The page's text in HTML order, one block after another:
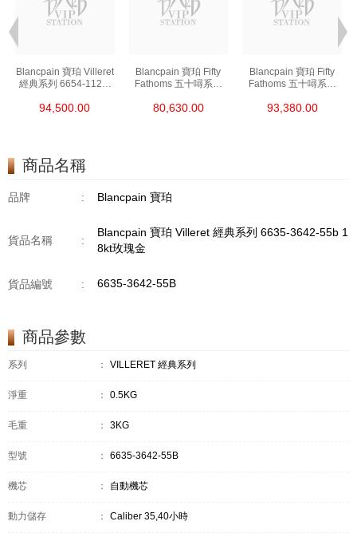
Blancpain 寶珀 Villeret
經典系列 6654-1127-
94,500.00
Blancpain 寶珀 Fifty
Fathoms 五十噚系列
80,630.00
Blancpain 寶珀 Fifty
Fathoms 五十噚系列
93,380.00
商品名稱
品牌 : Blancpain 寶珀
貨品名稱 :
Blancpain 寶珀 Villeret 經典系列 6635-3642-55b 1
8kt玫瑰金
貨品編號 : 6635-3642-55B
商品參數
系列 ： VILLERET 經典系列
淨重 ： 0.5KG
毛重 ： 3KG
型號 ： 6635-3642-55B
機芯 ： 自動機芯
動力儲存 ： Caliber 35,40小時